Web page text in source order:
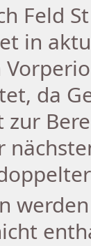
Feld
in
da
zur